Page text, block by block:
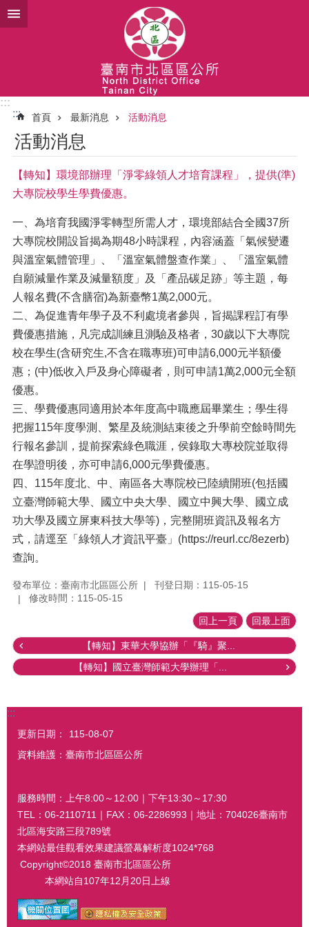
跳到主要內容區塊
:::
:::
首頁 最新消息 活動消息
活動消息
【轉知】環境部辦理「淨零綠領人才培育課程」，提供(準)
大專院校學生學費優惠。
一、為培育我國淨零轉型所需人才，環境部結合全國37所
大專院校開設旨揭為期48小時課程，內容涵蓋「氣候變遷
與溫室氣體管理」、「溫室氣體盤查作業」、「溫室氣體
自願減量作業及減量額度」及「產品碳足跡」等主題，每
人報名費(不含膳宿)為新臺幣1萬2,000元。
二、為促進青年學子及不利處境者參與，旨揭課程訂有學
費優惠措施，凡完成訓練且測驗及格者，30歲以下大專院
校在學生(含研究生,不含在職專班)可申請6,000元半額優
惠；(中)低收入戶及身心障礙者，則可申請1萬2,000元全額
優惠。
三、學費優惠同適用於本年度高中職應屆畢業生；學生得
把握115年度學測、繁星及統測結束後之升學前空餘時間先
行報名參訓，提前探索綠色職涯，侯錄取大專校院並取得
在學證明後，亦可申請6,000元學費優惠。
四、115年度北、中、南區各大專院校已陸續開班(包括國
立臺灣師範大學、國立中央大學、國立中興大學、國立成
功大學及國立屏東科技大學等)，完整開班資訊及報名方
式，請逕至「綠領人才資訊平臺」(https://reurl.cc/8ezerb)
查詢。
發布單位：臺南市北區區公所
刊登日期：115-05-15
修改時間：115-05-15
回上一頁 回最上面
【轉知】東華大學協辦「『騎』聚...
【轉知】國立臺灣師範大學辦理「...
:::
更新日期：
115-08-07
資料維護：臺南市北區區公所
服務時間：上午8:00～12:00｜下午13:30～17:30
TEL：06-2110711｜FAX：06-2286993｜地址：704026臺南市
北區海安路三段789號
本網站最佳觀看效果建議螢幕解析度1024*768
Copyright©2018 臺南市北區區公所
本網站自107年12月20日上線